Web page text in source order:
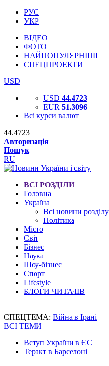
РУС
УКР
ВІДЕО
ФОТО
НАЙПОПУЛЯРНІШІ
СПЕЦПРОЕКТИ
USD
USD 44.4723
EUR 51.3096
Всі курси валют
44.4723
Авторизація
Пошук
RU
ВСІ РОЗДІЛИ
Головна
Україна
Всі новини розділу
Політика
Місто
Світ
Бізнес
Наука
Шоу-бізнес
Спорт
Lifestyle
БЛОГИ ЧИТАЧІВ
СПЕЦТЕМА: Війна в Ірані
ВСІ ТЕМИ
Вступ України в ЄС
Теракт в Барселоні